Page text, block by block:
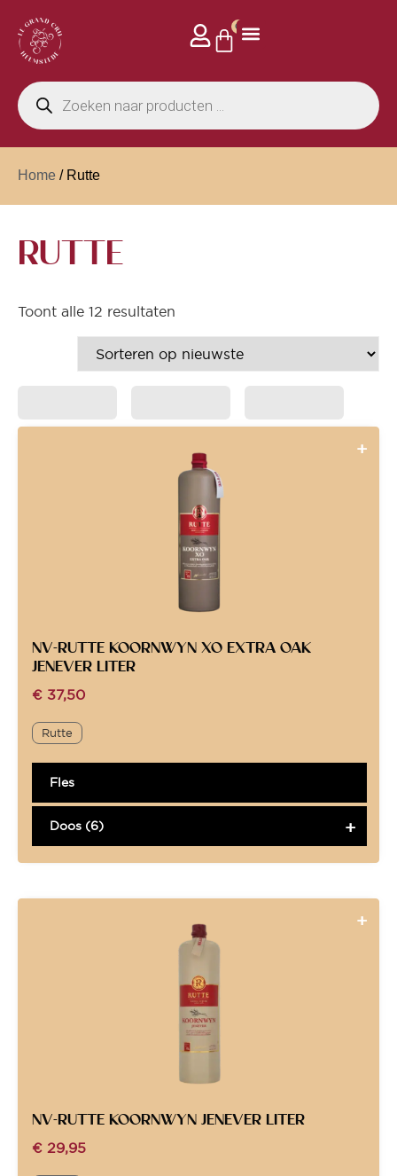
0
Home / Rutte
RUTTE
Toont alle 12 resultaten
NV-RUTTE KOORNWYN XO EXTRA OAK
JENEVER LITER
€ 37,50
Rutte
Fles
Doos (6)
NV-RUTTE KOORNWYN JENEVER LITER
€ 29,95